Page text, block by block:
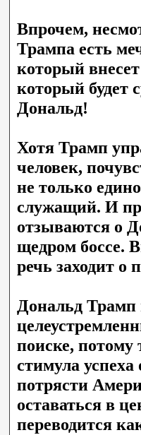
Впрочем,
Трампа есть
который
который будет
Дональд!
Хотя Трамп
человек,
не только
служащий. И
отзываются о
щедром боссе.
речь заходит о
Дональд
поиске, потому
стимула успеха
потрясти
оставаться в
переводится